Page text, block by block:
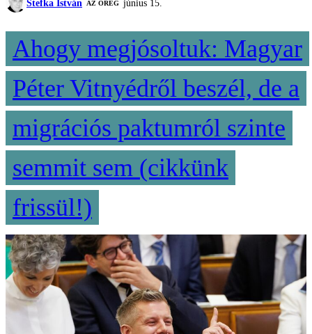
Stefka István AZ ÖREG június 15.
Ahogy megjósoltuk: Magyar
Péter Vitnyédről beszél, de a
migrációs paktumról szinte
semmit sem (cikkünk
frissül!)